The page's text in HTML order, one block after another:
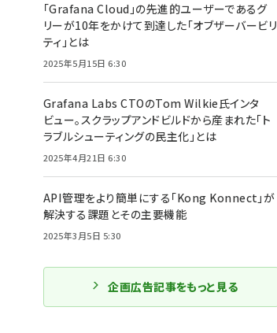
「Grafana Cloud」の先進的ユーザーであるグ
リーが10年をかけて到達した「オブザーバービリ
ティ」とは
2025年5月15日 6:30
Grafana Labs CTOのTom Wilkie氏インタ
ビュー。スクラップアンドビルドから産まれた「ト
ラブルシューティングの民主化」とは
2025年4月21日 6:30
API管理をより簡単にする「Kong Konnect」が
解決する課題とその主要機能
2025年3月5日 5:30
企画広告記事をもっと見る